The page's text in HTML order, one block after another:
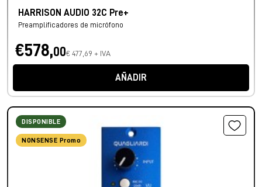
HARRISON AUDIO 32C Pre+
Preamplificadores de micrófono
€578,00€ 477,69 + IVA
AÑADIR
DISPONIBLE
NONSENSE Promo